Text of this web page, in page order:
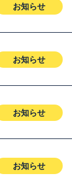
お知らせ
お知らせ
お知らせ
お知らせ